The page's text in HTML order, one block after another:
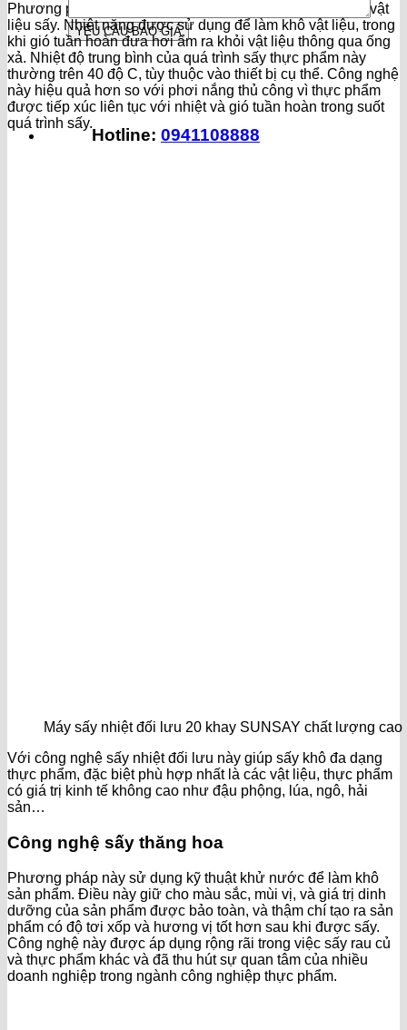
Hotline: 0941108888
Phương pháp này sử dụng nhiệt độ để loại bỏ độ ẩm từ vật
liệu sấy. Nhiệt năng được sử dụng để làm khô vật liệu, trong
khi gió tuần hoàn đưa hơi ẩm ra khỏi vật liệu thông qua ống
xả. Nhiệt độ trung bình của quá trình sấy thực phẩm này
thường trên 40 độ C, tùy thuộc vào thiết bị cụ thể. Công nghệ
này hiệu quả hơn so với phơi nắng thủ công vì thực phẩm
được tiếp xúc liên tục với nhiệt và gió tuần hoàn trong suốt
quá trình sấy.
Máy sấy nhiệt đối lưu 20 khay SUNSAY chất lượng cao
Với công nghệ sấy nhiệt đối lưu này giúp sấy khô đa dạng
thực phẩm, đặc biệt phù hợp nhất là các vật liệu, thực phẩm
có giá trị kinh tế không cao như đậu phộng, lúa, ngô, hải
sản…
Công nghệ sấy thăng hoa
Phương pháp này sử dụng kỹ thuật khử nước để làm khô
sản phẩm. Điều này giữ cho màu sắc, mùi vị, và giá trị dinh
dưỡng của sản phẩm được bảo toàn, và thậm chí tạo ra sản
phẩm có độ tơi xốp và hương vị tốt hơn sau khi được sấy.
Công nghệ này được áp dụng rộng rãi trong việc sấy rau củ
và thực phẩm khác và đã thu hút sự quan tâm của nhiều
doanh nghiệp trong ngành công nghiệp thực phẩm.